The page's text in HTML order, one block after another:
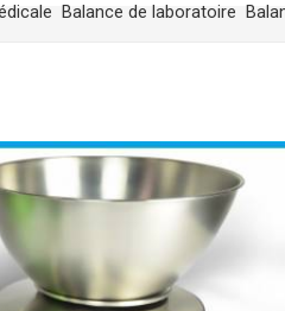
Balance de laboratoire